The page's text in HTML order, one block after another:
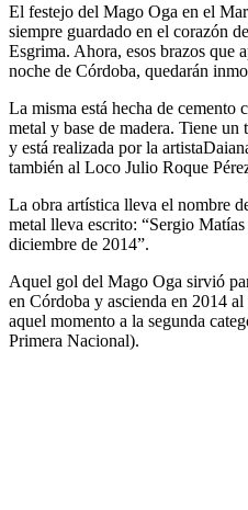
El festejo del Mago Oga en el
siempre guardado en el corazón
Esgrima. Ahora, esos brazos que
noche de Córdoba, quedarán
La misma está hecha de cemento
metal y base de madera. Tiene
y está realizada por la
también al Loco Julio Roque
La obra artística lleva el nombre
metal lleva escrito: “Sergio
diciembre de 2014”.
Aquel gol del Mago Oga sirvió
en Córdoba y ascienda en 2014
aquel momento a la segunda
Primera Nacional).